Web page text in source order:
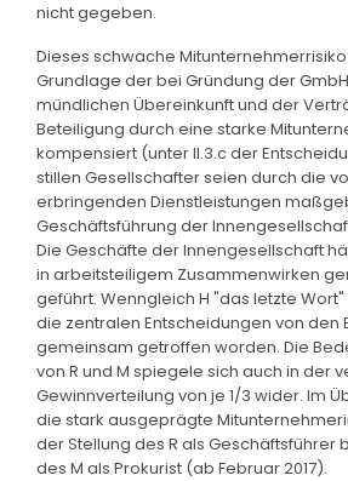
nicht gegeben.
Dieses schwache
Grundlage der bei Gründung der
mündlichen Übereinkunft und der
Beteiligung durch eine starke
kompensiert (unter II.3.c der
stillen Gesellschafter seien durch die
erbringenden Dienstleistungen
Geschäftsführung der
Die Geschäfte der Innengesellschaft
in arbeitsteiligem Zusammenwirken
geführt. Wenngleich H "das letzte
die zentralen Entscheidungen von den
gemeinsam getroffen worden. Die
von R und M spiegele sich auch in der
Gewinnverteilung von je 1/3 wider. Im
die stark ausgeprägte
der Stellung des R als Geschäftsführer
des M als Prokurist (ab Februar 2017).